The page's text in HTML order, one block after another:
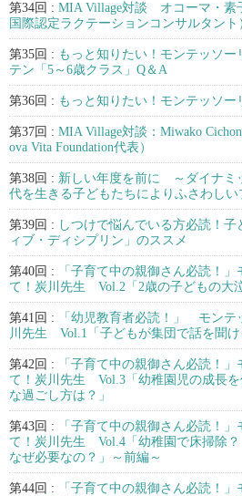
第34回 : MIA Village対談 オコーマ・素
国際認定ラクテーションコンサルタント
第35回 : もっと知りたい！モンテッソ
テン「5～6歳クラス」Q＆A
第36回 : もっと知りたい！モンテッソ
第37回 : MIA Village対談：Miwako
ova Vita Foundation代表）
第38回 : 新しい年度を前に ～ダイナミ
代を生きる子どもたちによりふさわしい
第39回 : しつけで悩んでいる方必読！
ィブ・ディシプリン」のススメ
第40回 :
「子育て中の親御さん必読！
て！炭川先生 Vol.2「2歳の子どもの大
第41回 :
「幼児教育者必読！」 モン
川先生 Vol.1「子どもが集団で話を聞け
第42回 :
「子育て中の親御さん必読！
て！炭川先生 Vol.3「幼稚園児の成長を
な過ごし方は？」
第43回 :
「子育て中の親御さん必読！
て！炭川先生 Vol.4「幼稚園で床掃除
なぜ必要なの？」～前編～
第44回 :
「子育て中の親御さん必読！